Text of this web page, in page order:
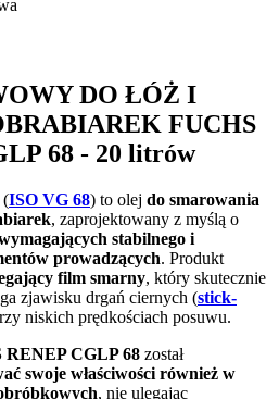
DO ŁÓŻ I
FUCHS
68 - 20 litrów
(ISO VG 68) to olej do smarowania
, zaprojektowany z myślą o
stabilnego i
prowadzących. Produkt
film smarny, który skutecznie
zjawisku drgań ciernych (stick-
niskich prędkościach posuwu.
RENEP CGLP 68 został
swoje właściwości również w
, nie ulegając